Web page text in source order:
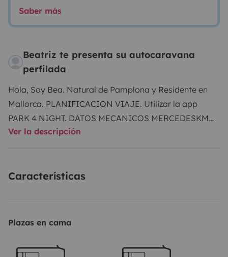
Saber más
Beatriz te presenta su autocaravana
perfilada
Hola, Soy Bea. Natural de Pamplona y Residente en
Mallorca. PLANIFICACION VIAJE. Utilizar la app
PARK 4 NIGHT. DATOS MECANICOS MERCEDESKM
reales : 350.000 KM.
ENERO 2024CAMBIO FRENOS y DISCOS. ENERO
DE MALLORCA
Ver la descripción
Características
Plazas en cama